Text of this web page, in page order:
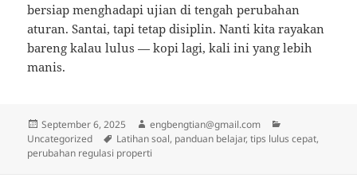
bersiap menghadapi ujian di tengah perubahan
aturan. Santai, tapi tetap disiplin. Nanti kita rayakan
bareng kalau lulus — kopi lagi, kali ini yang lebih
manis.
Posted
on
September 6, 2025 Author
engbengtian@gmail.com
Uncategorized
Tags
Latihan soal, panduan belajar, tips lulus cepat,
perubahan regulasi properti